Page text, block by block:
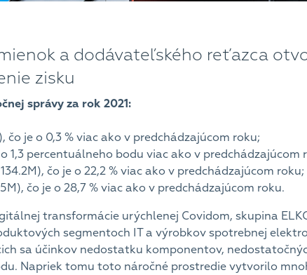
a dodávateľského reťazca
zisku
správy za rok 2021:
čo je o 0,3 % viac ako v predchádzajúcom roku;
1,3 percentuálneho bodu viac ako v predchádzajúcom
čo je o 22,2 % viac ako v predchádzajúcom roku;
čo je o 28,7 % viac ako v predchádzajúcom roku.
transformácie urýchlenej Covidom, skupina
segmentoch IT a výrobkov spotrebnej
sa účinkov nedostatku komponentov,
Napriek tomu toto náročné prostredie vytvorilo